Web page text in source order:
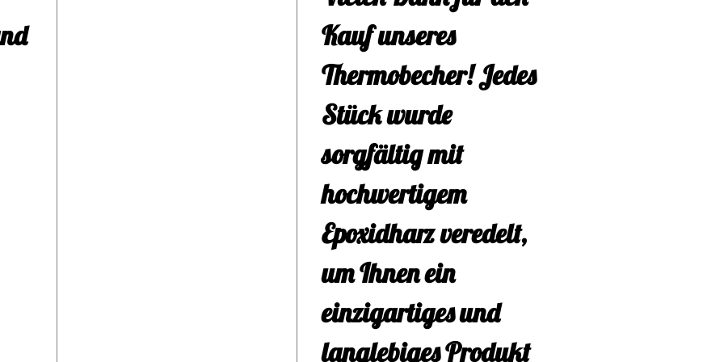
Bling? Kein Problem!
Was machbar ist,
kannst du dir hier im
Live zusammenstellen
oder mit mit
persönlich über
WhatsApp
besprechen. Ob für
dich selbst oder als
Kauf unseres
Thermobecher! Jedes
Stück wurde
sorgfältig mit
hochwertigem
Epoxidharz veredelt,
um Ihnen ein
einzigartiges und
langlebiges Produkt